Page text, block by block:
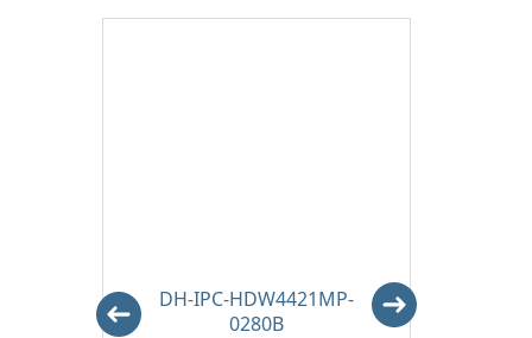
DH-IPC-HDW4421MP-
0280B